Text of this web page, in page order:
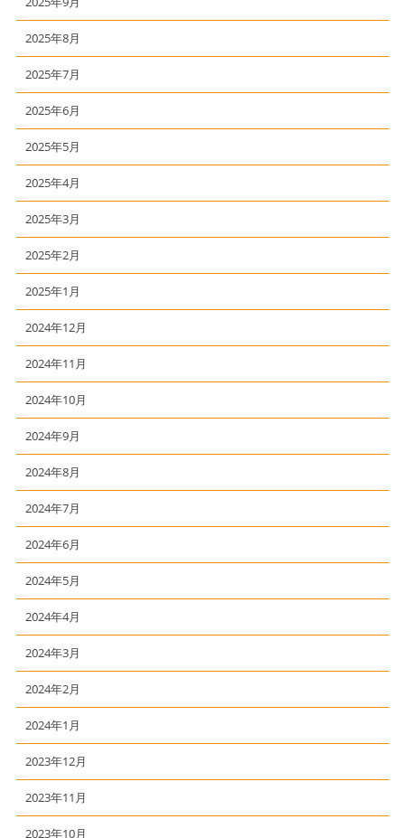
2025年8月
2025年7月
2025年6月
2025年5月
2025年4月
2025年3月
2025年2月
2025年1月
2024年12月
2024年11月
2024年10月
2024年9月
2024年8月
2024年7月
2024年6月
2024年5月
2024年4月
2024年3月
2024年2月
2024年1月
2023年12月
2023年11月
2023年10月